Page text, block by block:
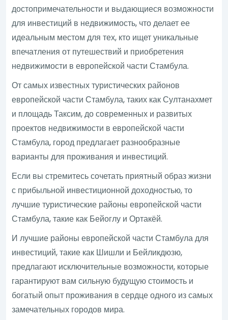
достопримечательности и выдающиеся возможности
для инвестиций в недвижимость, что делает ее
идеальным местом для тех, кто ищет уникальные
впечатления от путешествий и приобретения
недвижимости в европейской части Стамбула.
От самых известных туристических районов
европейской части Стамбула, таких как Султанахмет
и площадь Таксим, до современных и развитых
проектов недвижимости в европейской части
Стамбула, город предлагает разнообразные
варианты для проживания и инвестиций.
Если вы стремитесь сочетать приятный образ жизни
с прибыльной инвестиционной доходностью, то
лучшие туристические районы европейской части
Стамбула, такие как Бейоглу и Ортакёй.
И лучшие районы европейской части Стамбула для
инвестиций, такие как Шишли и Бейликдюзю,
предлагают исключительные возможности, которые
гарантируют вам сильную будущую стоимость и
богатый опыт проживания в сердце одного из самых
замечательных городов мира.